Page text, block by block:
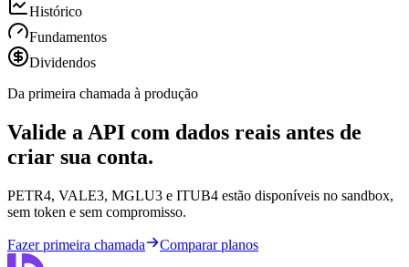
Histórico
Fundamentos
Dividendos
Da primeira chamada à produção
Valide a API com dados reais antes de
criar sua conta.
PETR4, VALE3, MGLU3 e ITUB4 estão disponíveis no sandbox,
sem token e sem compromisso.
Fazer primeira chamada Comparar planos